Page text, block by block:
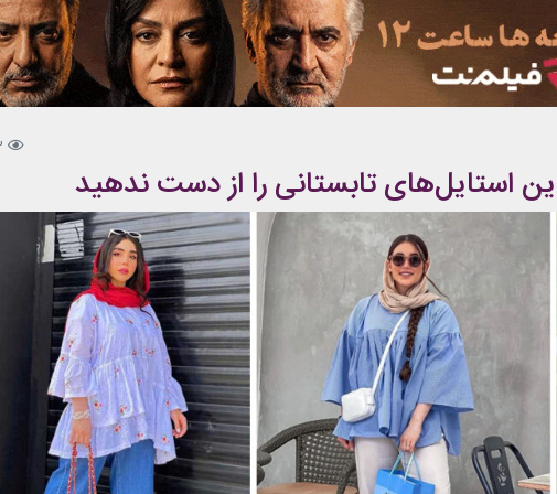
استایل‌های تابستانی را از دست ندهید